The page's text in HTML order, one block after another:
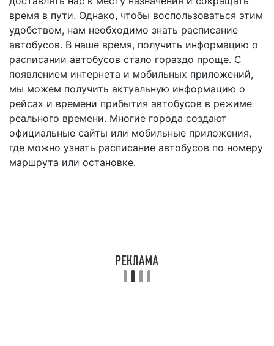
время в пути. Однако, чтобы воспользоваться этим
удобством, нам необходимо знать расписание
автобусов. В наше время, получить информацию о
расписании автобусов стало гораздо проще. С
появлением интернета и мобильных приложений,
мы можем получить актуальную информацию о
рейсах и времени прибытия автобусов в режиме
реального времени. Многие города создают
официальные сайты или мобильные приложения,
где можно узнать расписание автобусов по номеру
маршрута или остановке.